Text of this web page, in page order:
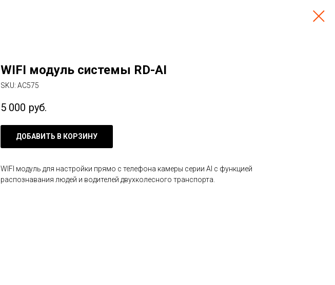
WIFI модуль системы RD-AI
SKU: AC575
5 000 руб.
ДОБАВИТЬ В КОРЗИНУ
WIFI модуль для настройки прямо с телефона камеры серии AI с функцией
распознавания людей и водителей двухколесного транспорта.